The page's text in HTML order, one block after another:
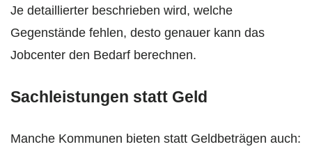
Je detaillierter beschrieben wird, welche
Gegenstände fehlen, desto genauer kann das
Jobcenter den Bedarf berechnen.
Sachleistungen statt Geld
Manche Kommunen bieten statt Geldbeträgen auch: